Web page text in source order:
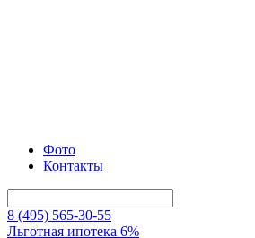
Фото
Контакты
8 (495) 565-30-55
Льготная ипотека 6%